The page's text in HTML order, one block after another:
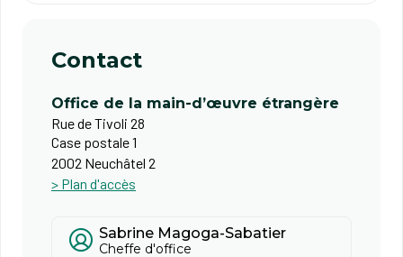
Contact
Office de la main-d’œuvre étrangère
Rue de Tivoli 28
Case postale 1
2002 Neuchâtel 2
> Plan d'accès
Sabrine Magoga-Sabatier
Cheffe d'office